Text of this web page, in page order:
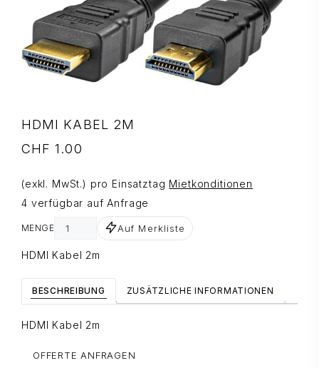
HDMI KABEL 2M
CHF 1.00
(exkl. MwSt.) pro Einsatztag Mietkonditionen
4 verfügbar auf Anfrage
MENGE Auf Merkliste
HDMI Kabel 2m
BESCHREIBUNG ZUSÄTZLICHE INFORMATIONEN
HDMI Kabel 2m
OFFERTE ANFRAGEN